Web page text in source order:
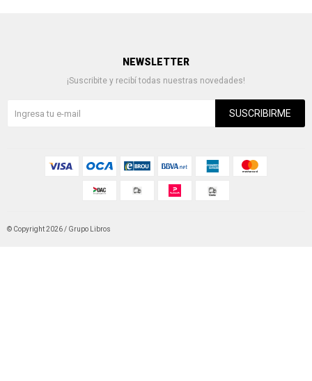
NEWSLETTER
¡Suscribite y recibí todas nuestras novedades!
SUSCRIBIRME
© Copyright 2026 / Grupo Libros